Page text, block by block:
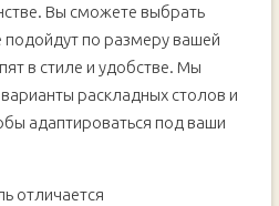
Вы сможете выбрать
подойдут по размеру вашей
в стиле и удобстве. Мы
раскладных столов и
адаптироваться под ваши
отличается